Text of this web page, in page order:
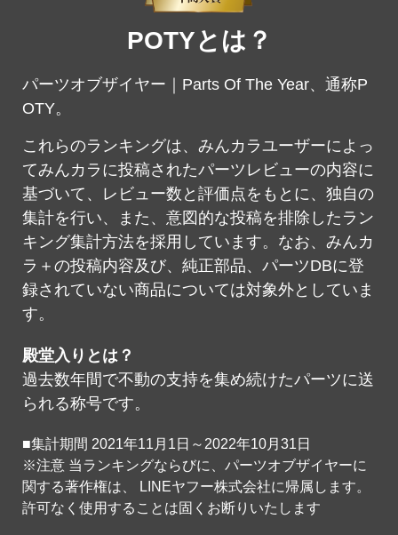
POTYとは？
パーツオブザイヤー｜Parts Of The Year、通称P
OTY。
これらのランキングは、みんカラユーザーによっ
てみんカラに投稿されたパーツレビューの内容に
基づいて、レビュー数と評価点をもとに、独自の
集計を行い、また、意図的な投稿を排除したラン
キング集計方法を採用しています。なお、みんカ
ラ＋の投稿内容及び、純正部品、パーツDBに登
録されていない商品については対象外としていま
す。
殿堂入りとは？
過去数年間で不動の支持を集め続けたパーツに送
られる称号です。
■集計期間 2021年11月1日～2022年10月31日
※注意 当ランキングならびに、パーツオブザイヤーに
関する著作権は、 LINEヤフー株式会社に帰属します。
許可なく使用することは固くお断りいたします